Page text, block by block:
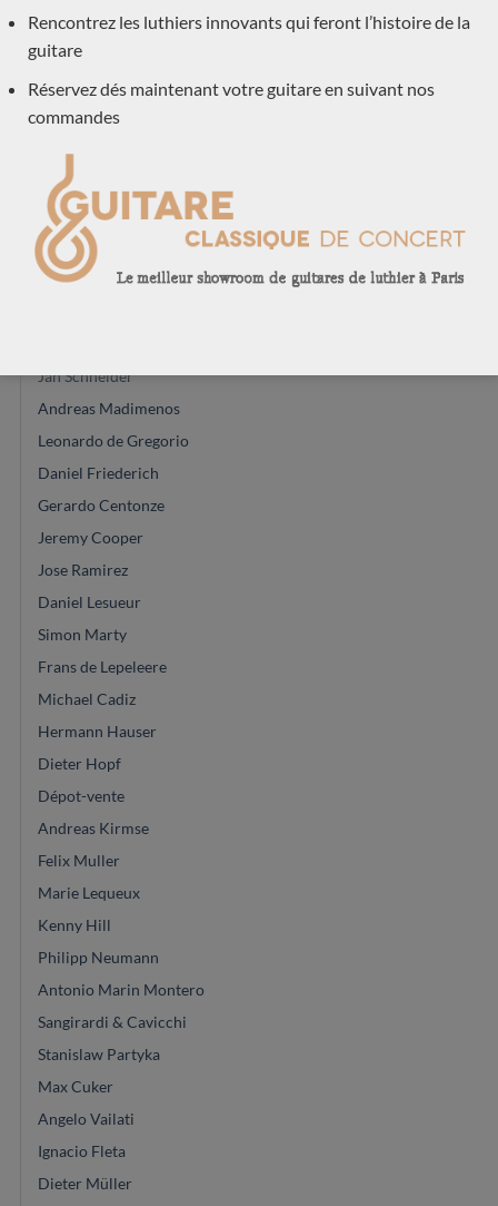
François Régis Léonard
David Pelter
Dan Kellaway
arrivée ce mois
Eugenio Naso
Paul Lazzarini
John Price
Vasilis Vaseleiadis
José Romanillos & son
Jan Schneider
Andreas Madimenos
Leonardo de Gregorio
Daniel Friederich
Gerardo Centonze
Jeremy Cooper
Jose Ramirez
Daniel Lesueur
Simon Marty
Frans de Lepeleere
Michael Cadiz
Hermann Hauser
Dieter Hopf
Dépot-vente
Andreas Kirmse
Felix Muller
Marie Lequeux
Kenny Hill
Philipp Neumann
Antonio Marin Montero
Sangirardi & Cavicchi
Stanislaw Partyka
Max Cuker
Angelo Vailati
Ignacio Fleta
Dieter Müller
Rencontrez les luthiers innovants qui feront l’histoire de la
guitare
Réservez dés maintenant votre guitare en suivant nos
commandes